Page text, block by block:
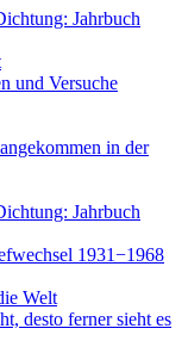
Jahrbuch
und Versuche
in der
Jahrbuch
1931−1968
Welt
desto ferner sieht es